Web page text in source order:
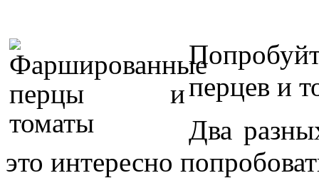
перцев и
Два
это интересно